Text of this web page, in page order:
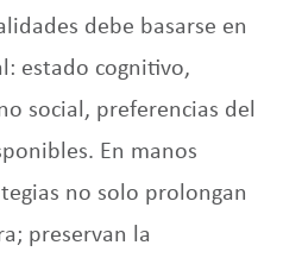
debe basarse en
estado cognitivo,
social, preferencias del
En manos
no solo prolongan
preservan la